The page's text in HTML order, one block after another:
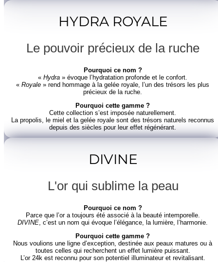
HYDRA ROYALE
Le pouvoir précieux de la ruche
Pourquoi ce nom ?
«Hydra » évoque l’hydratation profonde et le confort.
«Royale » rend hommage à la gelée royale, l’un des trésors les plus
précieux de la ruche.
Pourquoi cette gamme ?
Cette collection s’est imposée naturellement.
La propolis, le miel et la gelée royale sont des trésors naturels reconnus
depuis des siècles pour leur effet régénérant.
DIVINE
L'or qui sublime la peau
Pourquoi ce nom ?
Parce que l’or a toujours été associé à la beauté intemporelle.
DIVINE , c’est un nom qui évoque l’élégance, la lumière, l’harmonie.
Pourquoi cette gamme ?
Nous voulions une ligne d’exception, destinée aux peaux matures ou à
toutes celles qui recherchent un effet lumière puissant.
L’or 24k est reconnu pour son potentiel illuminateur et revitalisant.